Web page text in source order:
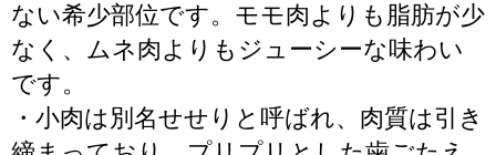
ない希少部位です。モモ肉よりも脂肪が少
なく、ムネ肉よりもジューシーな味わい
です。
・小肉は別名せせりと呼ばれ、肉質は引き